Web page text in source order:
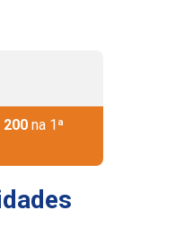
200 na 1ª